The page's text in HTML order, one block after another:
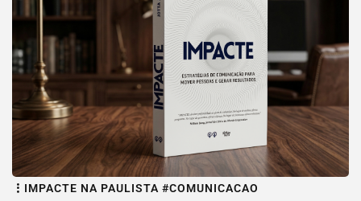
IMPACTE NA PAULISTA #COMUNICACAO